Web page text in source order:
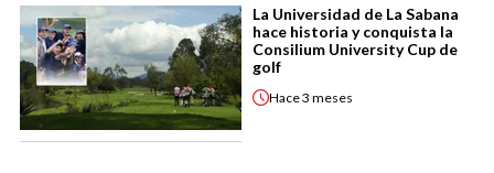
La Universidad de La Sabana
hace historia y conquista la
Consilium University Cup de
golf
Hace3 meses